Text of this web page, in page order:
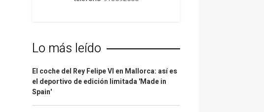
Lo más leído
El coche del Rey Felipe VI en Mallorca: así es
el deportivo de edición limitada 'Made in
Spain'